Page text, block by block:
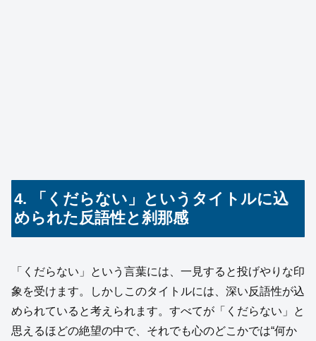
4. 「くだらない」というタイトルに込
められた反語性と刹那感
「くだらない」という言葉には、一見すると投げやりな印
象を受けます。しかしこのタイトルには、深い反語性が込
められていると考えられます。すべてが「くだらない」と
思えるほどの絶望の中で、それでも心のどこかでは“何か